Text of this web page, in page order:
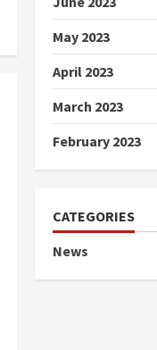
May 2023
April 2023
March 2023
February 2023
CATEGORIES
News